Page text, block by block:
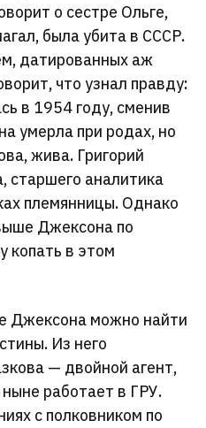
о сестре Ольге,
была убита в СССР.
датированных аж
что узнал правду:
в 1954 году, сменив
умерла при родах, но
жива. Григорий
старшего аналитика
племянницы. Однако
Джексона по
копать в этом
Джексона можно найти
Из него
— двойной агент,
работает в ГРУ.
с полковником по